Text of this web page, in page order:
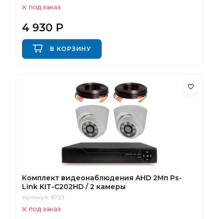
под заказ
4 930 Р
В КОРЗИНУ
Комплект видеонаблюдения AHD 2Мп Ps-
Link KIT-C202HD / 2 камеры
Артикул: 6733
под заказ